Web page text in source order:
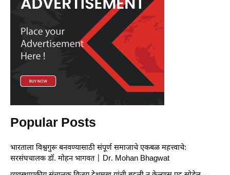
Popular Posts
भारताला विश्वगुरू बनवण्यासाठी संपूर्ण समाजाचे एकबळ महत्त्वाचे:
सरसंघचालक डॉ. मोहन भागवत | Dr. Mohan Bhagwat